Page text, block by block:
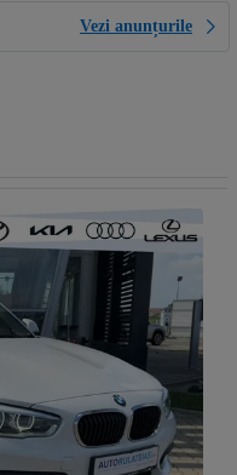
Vezi anunțurile